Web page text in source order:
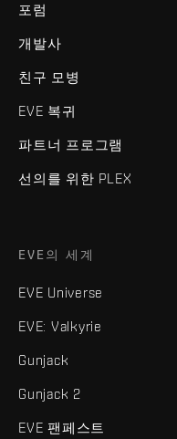
포럼
개발사
친구 모병
EVE 복귀
파트너 프로그램
선의를 위한 PLEX
EVE의 세계
EVE Universe
EVE: Valkyrie
Gunjack
Gunjack 2
EVE 팬페스트